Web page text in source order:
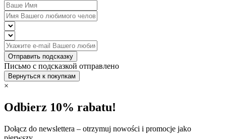
Отправить подсказку
Письмо с подсказкой отправлено
Вернуться к покупкам
×
Odbierz 10% rabatu!
Dołącz do newslettera – otrzymuj nowości i promocje jako